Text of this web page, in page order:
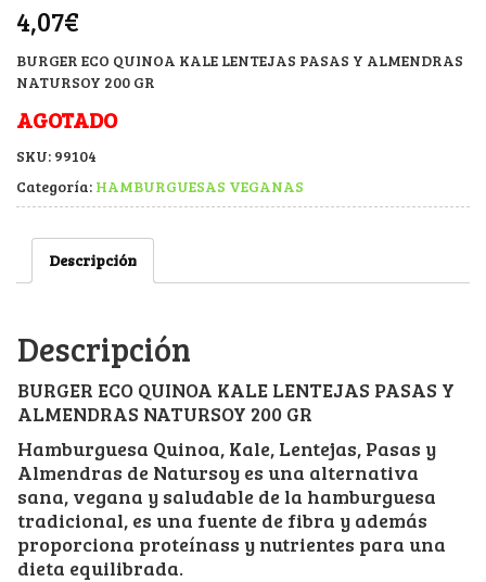
4,07€
BURGER ECO QUINOA KALE LENTEJAS PASAS Y ALMENDRAS
NATURSOY 200 GR
AGOTADO
SKU: 99104
Categoría: HAMBURGUESAS VEGANAS
Descripción
Descripción
BURGER ECO QUINOA KALE LENTEJAS PASAS Y
ALMENDRAS NATURSOY 200 GR
Hamburguesa Quinoa, Kale, Lentejas, Pasas y
Almendras de Natursoy es una alternativa
sana, vegana y saludable de la hamburguesa
tradicional, es una fuente de fibra y además
proporciona proteínass y nutrientes para una
dieta equilibrada.